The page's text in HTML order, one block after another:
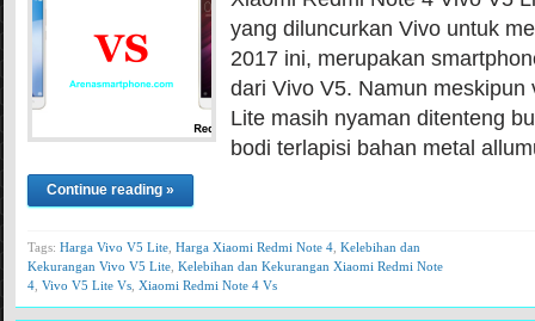
yang diluncurkan Vivo untuk
2017 ini, merupakan
dari Vivo V5. Namun meskipun
Lite masih nyaman ditenteng
bodi terlapisi bahan metal
Continue reading »
Tags: Harga Vivo V5 Lite, Harga Xiaomi Redmi Note 4, Kelebihan dan
Kekurangan Vivo V5 Lite, Kelebihan dan Kekurangan Xiaomi Redmi Note
4, Vivo V5 Lite Vs, Xiaomi Redmi Note 4 Vs